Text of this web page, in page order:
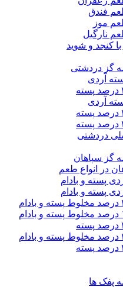
فندق
موز
نارگیل
کنجد و شوید
گز دردشتی
دردشتی
گز سپاهان
در انواع طعم
پفک ها